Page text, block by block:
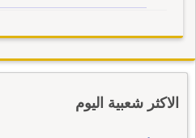
الاكثر شعبية اليوم